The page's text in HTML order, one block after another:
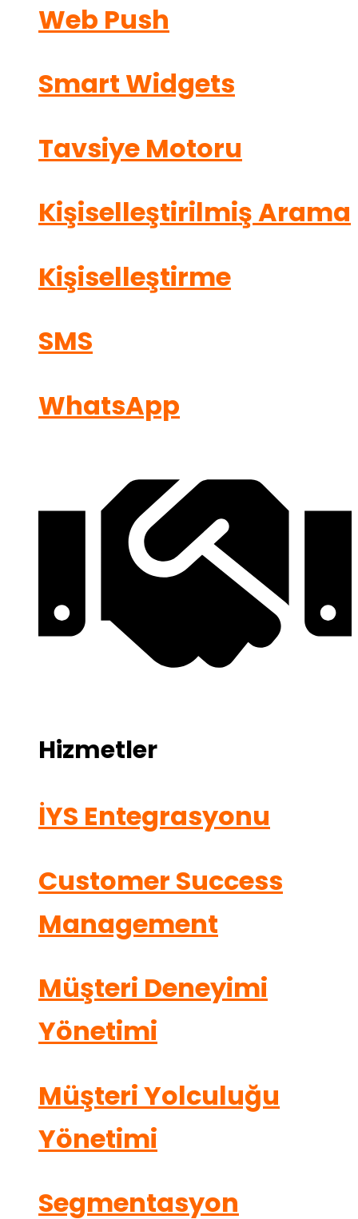
Web Push
Smart Widgets
Tavsiye Motoru
Kişiselleştirilmiş Arama
Kişiselleştirme
SMS
WhatsApp
Hizmetler
İYS Entegrasyonu
Customer Success
Management
Müşteri Deneyimi
Yönetimi
Müşteri Yolculuğu
Yönetimi
Segmentasyon